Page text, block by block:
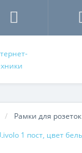
Рамки для розеток